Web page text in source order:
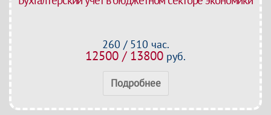
260 / 510 час.
12500 / 13800 руб.
Подробнее